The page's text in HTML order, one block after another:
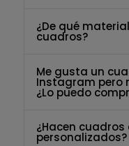
¿De qué
cuadros?
Me gusta un
Instagram pero
¿Lo puedo
¿Hacen
personalizados?